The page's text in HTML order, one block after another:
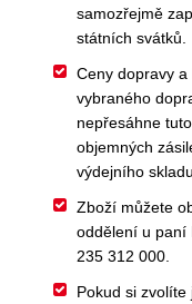
samozřejmě
státních svátků.
Ceny dopravy
vybraného
nepřesáhne
objemných
výdejního
Zboží můžete
oddělení u paní
235 312 000.
Pokud si